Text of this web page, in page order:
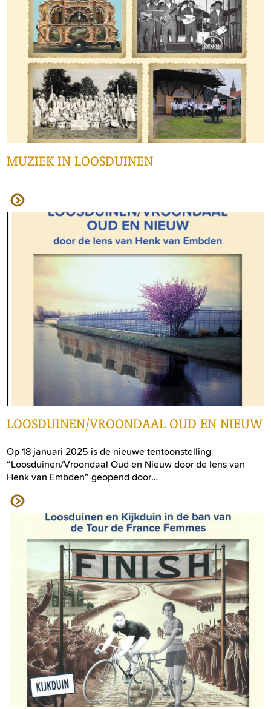
MUZIEK IN LOOSDUINEN
LOOSDUINEN/VROONDAAL OUD EN NIEUW
Op 18 januari 2025 is de nieuwe tentoonstelling
“Loosduinen/Vroondaal Oud en Nieuw door de lens van
Henk van Embden” geopend door…